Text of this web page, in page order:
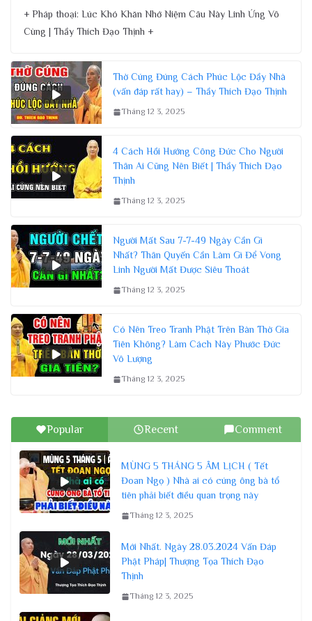
+ Pháp thoại: Lúc Khó Khăn Nhớ Niệm Câu Này Linh Ứng Vô
Cùng | Thầy Thích Đạo Thịnh +
Thờ Cúng Đúng Cách Phúc Lộc Đầy Nhà
(vấn đáp rất hay) – Thầy Thích Đạo Thịnh
Tháng 12 3, 2025
4 Cách Hồi Hướng Công Đức Cho Người
Thân Ai Cũng Nên Biết | Thầy Thích Đạo
Thịnh
Tháng 12 3, 2025
Người Mất Sau 7-7-49 Ngày Cần Gì
Nhất? Thân Quyến Cần Làm Gì Để Vong
Linh Người Mất Được Siêu Thoát
Tháng 12 3, 2025
Có Nên Treo Tranh Phật Trên Bàn Thờ Gia
Tiên Không? Làm Cách Này Phước Đức
Vô Lượng
Tháng 12 3, 2025
Popular Recent Comment
MÙNG 5 THÁNG 5 ÂM LỊCH ( Tết
Đoan Ngọ ) Nhà ai có cúng ông bà tổ
tiên phải biết điều quan trọng này
Tháng 12 3, 2025
Mới Nhất. Ngày 28.03.2024 Vấn Đáp
Phật Pháp| Thượng Tọa Thích Đạo
Thịnh
Tháng 12 3, 2025